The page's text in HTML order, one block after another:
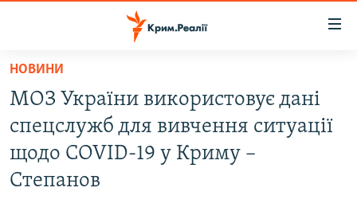
Перейти
основного
матеріалу
до
основної
ВОДА.КРИМ
ВІДЕО ТА ФОТО
ПОЛІТИКА
НОВИНИ
МОЗ України використовує дані
спецслужб для вивчення ситуації
щодо COVID-19 у Криму –
Степанов